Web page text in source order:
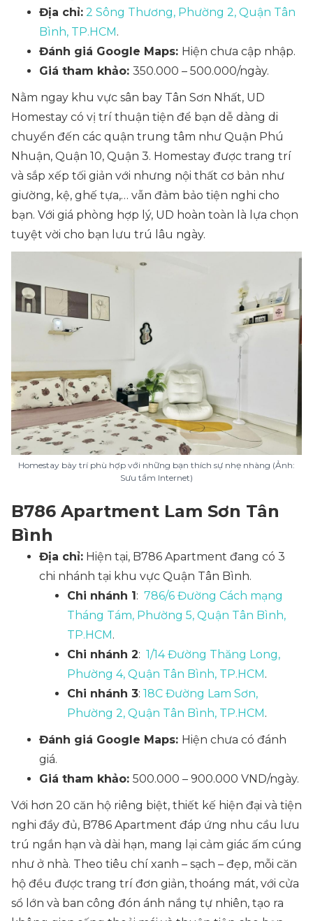
Địa chỉ: 2 Sông Thương, Phường 2, Quận Tân
Bình, TP.HCM.
Đánh giá Google Maps: Hiện chưa cập nhập.
Giá tham khảo: 350.000 – 500.000/ngày.
Nằm ngay khu vực sân bay Tân Sơn Nhất, UD
Homestay có vị trí thuận tiện để bạn dễ dàng di
chuyển đến các quận trung tâm như Quận Phú
Nhuận, Quận 10, Quận 3. Homestay được trang trí
và sắp xếp tối giản với nhưng nội thất cơ bản như
giường, kệ, ghế tựa,… vẫn đảm bảo tiện nghi cho
bạn. Với giá phòng hợp lý, UD hoàn toàn là lựa chọn
tuyệt vời cho bạn lưu trú lâu ngày.
Homestay bày trí phù hợp với những bạn thích sự nhẹ nhàng (Ảnh:
Sưu tầm Internet)
B786 Apartment Lam Sơn Tân
Bình
Địa chỉ: Hiện tại, B786 Apartment đang có 3
chi nhánh tại khu vực Quận Tân Bình.
Chi nhánh 1: 786/6 Đường Cách mạng
Tháng Tám, Phường 5, Quận Tân Bình,
TP.HCM.
Chi nhánh 2: 1/14 Đường Thăng Long,
Phường 4, Quận Tân Bình, TP.HCM.
Chi nhánh 3: 18C Đường Lam Sơn,
Phường 2, Quận Tân Bình, TP.HCM.
Đánh giá Google Maps: Hiện chưa có đánh
giá.
Giá tham khảo: 500.000 – 900.000 VND/ngày.
Với hơn 20 căn hộ riêng biệt, thiết kế hiện đại và tiện
nghi đầy đủ, B786 Apartment đáp ứng nhu cầu lưu
trú ngắn hạn và dài hạn, mang lại cảm giác ấm cúng
như ở nhà. Theo tiêu chí xanh – sạch – đẹp, mỗi căn
hộ đều được trang trí đơn giản, thoáng mát, với cửa
sổ lớn và ban công đón ánh nắng tự nhiên, tạo ra